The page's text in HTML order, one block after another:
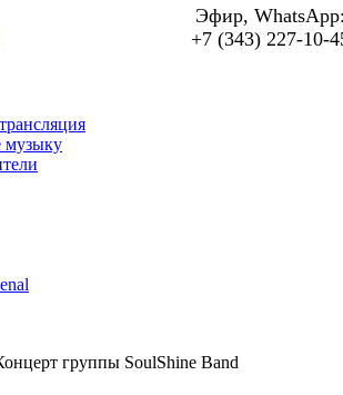
Эфир,
+7 (343) 227-10-
музыку
группы SoulShine Band